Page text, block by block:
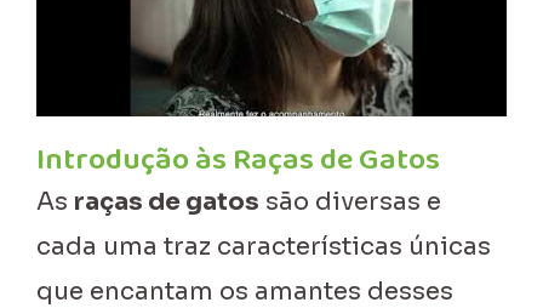
Introdução às Raças de Gatos
As raças de gatos são diversas e
cada uma traz características únicas
que encantam os amantes desses